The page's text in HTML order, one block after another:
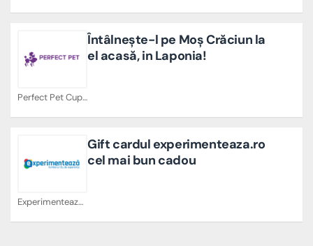
Perfect Pet Cupoane
Întâlnește-l pe Moș Crăciun la
el acasă, in Laponia!
Experimenteaza Cupoane
Gift cardul experimenteaza.ro
cel mai bun cadou